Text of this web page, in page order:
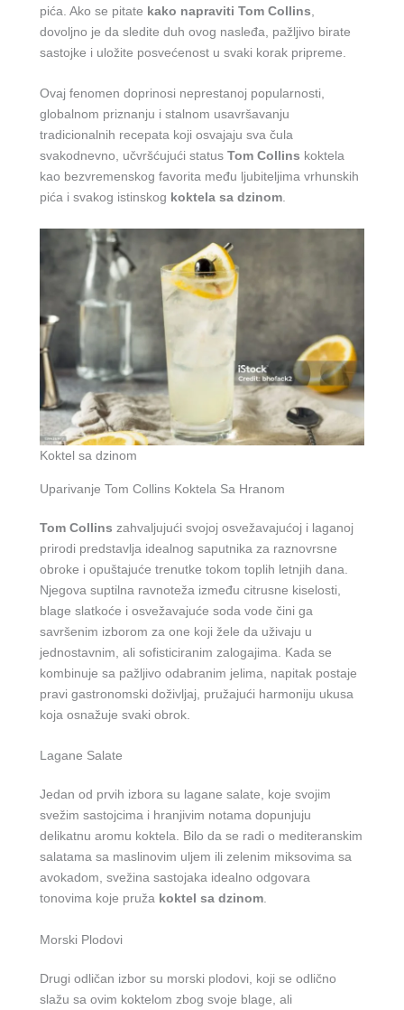
pića. Ako se pitate kako napraviti Tom Collins
dovoljno je da sledite duh ovog nasleđa, pažljivo birate
sastojke i uložite posvećenost u svaki korak pripreme.
Ovaj fenomen doprinosi neprestanoj popularnosti,
globalnom priznanju i stalnom usavršavanju
tradicionalnih recepata koji osvajaju sva čula
svakodnevno, učvršćujući status Tom Collins koktela
kao bezvremenskog favorita među ljubiteljima vrhunskih
pića i svakog istinskog koktela sa dzinom.
Koktel sa dzinom
Uparivanje Tom Collins Koktela Sa Hranom
Tom Collins zahvaljujući svojoj osvežavajućoj i laganoj
prirodi predstavlja idealnog saputnika za raznovrsne
obroke i opuštajuće trenutke tokom toplih letnjih dana.
Njegova suptilna ravnoteža između citrusne kiselosti,
blage slatkoće i osvežavajuće soda vode čini ga
savršenim izborom za one koji žele da uživaju u
jednostavnim, ali sofisticiranim zalogajima. Kada se
kombinuje sa pažljivo odabranim jelima, napitak postaje
pravi gastronomski doživljaj, pružajući harmoniju ukusa
koja osnažuje svaki obrok.
Lagane Salate
Jedan od prvih izbora su lagane salate, koje svojim
svežim sastojcima i hranjivim notama dopunjuju
delikatnu aromu koktela. Bilo da se radi o mediteranskim
salatama sa maslinovim uljem ili zelenim miksovima sa
avokadom, svežina sastojaka idealno odgovara
tonovima koje pruža koktel sa dzinom
Morski Plodovi
Drugi odličan izbor su morski plodovi, koji se odlično
slažu sa ovim koktelom zbog svoje blage, ali